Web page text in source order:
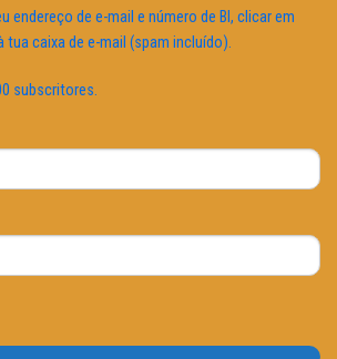
endereço de e-mail e número de BI, clicar em
tua caixa de e-mail (spam incluído).
subscritores.